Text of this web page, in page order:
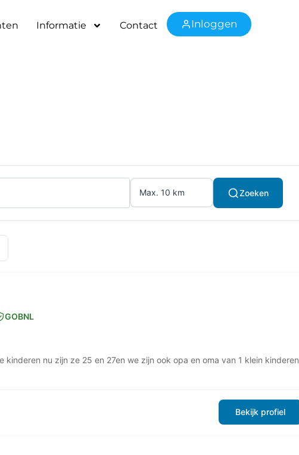
Informatie Contact Inloggen
Zoeken
GOBNL
kinderen nu zijn ze 25 en 27en we zijn ook opa en oma van 1 klein kinderen
Bekijk profiel